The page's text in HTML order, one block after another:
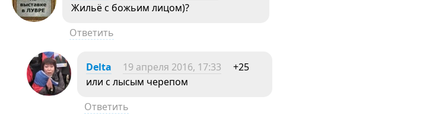
Жильё с божьим лицом)?
Ответить
Delta 19 апреля 2016, 17:33
+25
или с лысым черепом
Ответить